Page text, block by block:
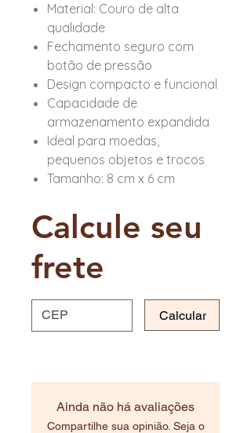
Material: Couro de alta
qualidade
Fechamento seguro com
botão de pressão
Design compacto e funcional
Capacidade de
armazenamento expandida
Ideal para moedas,
pequenos objetos e trocos
Tamanho: 8 cm x 6 cm
Calcule seu
frete
Calcular
Ainda não há avaliações
Compartilhe sua opinião. Seja o